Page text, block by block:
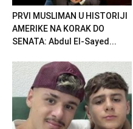
PRVI MUSLIMAN U HISTORIJI
AMERIKE NA KORAK DO
SENATA: Abdul El-Sayed...